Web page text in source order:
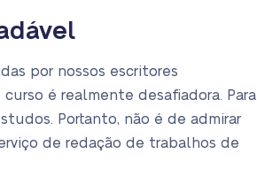
por nossos escritores
é realmente desafiadora. Para
Portanto, não é de admirar
de redação de trabalhos de